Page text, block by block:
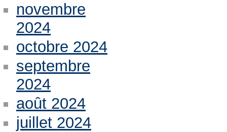
novembre
2024
octobre 2024
septembre
2024
août 2024
juillet 2024